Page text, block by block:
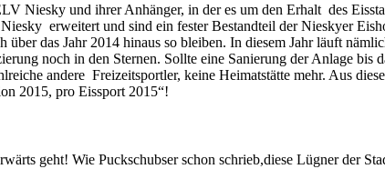
Niesky und ihrer Anhänger, in der es um den Erhalt des
erweitert und sind ein fester Bestandteil der Nieskyer
das Jahr 2014 hinaus so bleiben. In diesem Jahr läuft
noch in den Sternen. Sollte eine Sanierung der Anlage bis
andere Freizeitsportler, keine Heimatstätte mehr. Aus
2015, pro Eissport 2015“!
geht! Wie Puckschubser schon schrieb,diese Lügner der